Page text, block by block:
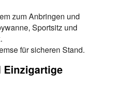
zum Anbringen und
Sportsitz und
für sicheren Stand.
Einzigartige